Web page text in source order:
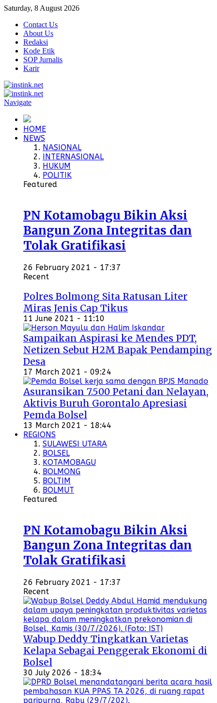
Saturday, 8 August 2026
Contact Us
About Us
Redaksi
Kode Etik
SOP Jurnalis
Karir
Navigate
HOME
NEWS
NASIONAL
INTERNASIONAL
HUKUM
POLITIK
Featured
PN Kotamobagu Bikin Aksi
Bangun Zona Integritas dan
Tolak Gratifikasi
26 February 2021 - 17:37
Recent
Polres Bolmong Sita Ratusan Liter
Miras Jenis Cap Tikus
11 June 2021 - 11:10
Sampaikan Aspirasi ke Mendes PDT,
Netizen Sebut H2M Bapak Pendamping
Desa
17 March 2021 - 09:24
Asuransikan 7.500 Petani dan Nelayan,
Aktivis Buruh Gorontalo Apresiasi
Pemda Bolsel
13 March 2021 - 18:44
REGIONS
SULAWESI UTARA
BOLSEL
KOTAMOBAGU
BOLMONG
BOLTIM
BOLMUT
Featured
PN Kotamobagu Bikin Aksi
Bangun Zona Integritas dan
Tolak Gratifikasi
26 February 2021 - 17:37
Recent
Wabup Deddy Tingkatkan Varietas
Kelapa Sebagai Penggerak Ekonomi di
Bolsel
30 July 2026 - 18:34